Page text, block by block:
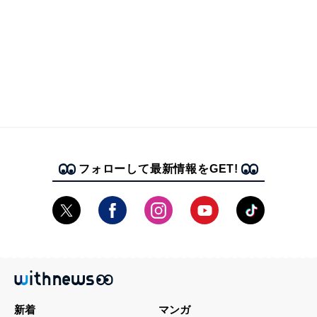
フォローして最新情報をGET!
新着 マンガ